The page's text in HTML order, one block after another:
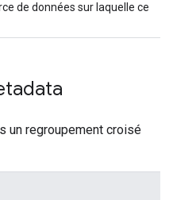
de données sur laquelle ce
un regroupement croisé